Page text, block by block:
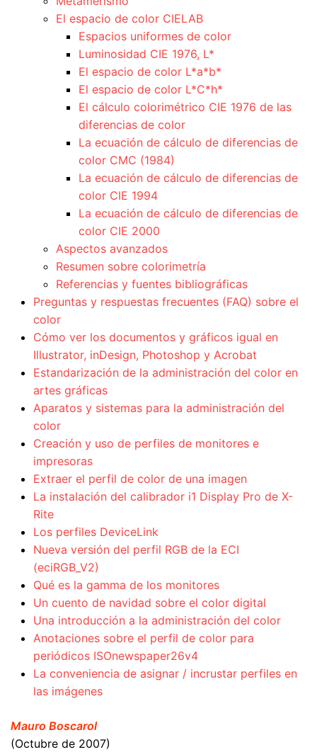
El espacio de color CIELAB
Espacios uniformes de color
Luminosidad CIE 1976, L*
El espacio de color L*a*b*
El espacio de color L*C*h*
El cálculo colorimétrico CIE 1976 de las
diferencias de color
La ecuación de cálculo de diferencias de
color CMC (1984)
La ecuación de cálculo de diferencias de
color CIE 1994
La ecuación de cálculo de diferencias de
color CIE 2000
Aspectos avanzados
Resumen sobre colorimetría
Referencias y fuentes bibliográficas
Preguntas y respuestas frecuentes (FAQ) sobre el
color
Cómo ver los documentos y gráficos igual en
Illustrator, inDesign, Photoshop y Acrobat
Estandarización de la administración del color en
artes gráficas
Aparatos y sistemas para la administración del
color
Creación y uso de perfiles de monitores e
impresoras
Extraer el perfil de color de una imagen
La instalación del calibrador i1 Display Pro de X-
Rite
Los perfiles DeviceLink
Nueva versión del perfil RGB de la ECI
(eciRGB_V2)
Qué es la gamma de los monitores
Un cuento de navidad sobre el color digital
Una introducción a la administración del color
Anotaciones sobre el perfil de color para
periódicos ISOnewspaper26v4
La conveniencia de asignar / incrustar perfiles en
las imágenes
Mauro Boscarol
(Octubre de 2007)